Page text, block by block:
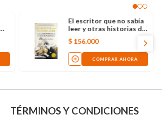
El escritor que no sabía
leer y otras historias de
la neurociencia
$ 156.000
COMPRAR AHORA
TÉRMINOS Y CONDICIONES